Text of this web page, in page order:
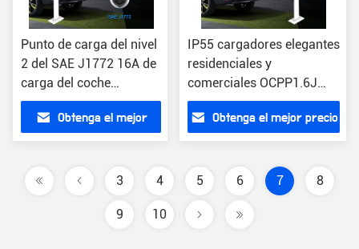
Punto de carga del nivel
2 del SAE J1772 16A de
carga del coche
comercial de la estación
OCPP1.6 7KW
Obtenga el mejor
IP55 cargadores elegantes
residenciales y
comerciales OCPP1.6J
7KW de Chargepoint del
nivel 2Obtenga el mejor precio
3 4 5 6 7 8
9 10